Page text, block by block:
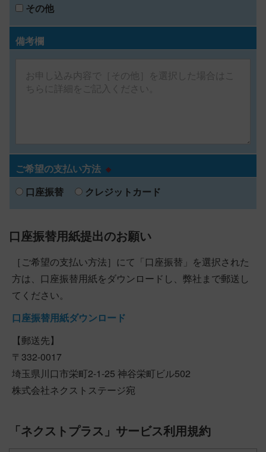
その他
備考欄
ご希望の支払い方法 ※
口座振替
クレジットカード
口座振替用紙提出のお願い
［ご希望の支払い方法］にて「口座振替」を選択された
方は、口座振替用紙をダウンロードし、弊社まで郵送し
てください。
口座振替用紙ダウンロード
【郵送先】
〒332-0017
埼玉県川口市栄町2-1-25 神谷栄町ビル502
株式会社ネクストステージ宛
「ネクストプラス」サービス利用規約
ご紹介ができない場合があります。
株式会社ネクストステージ
FAX：03-6161-2255